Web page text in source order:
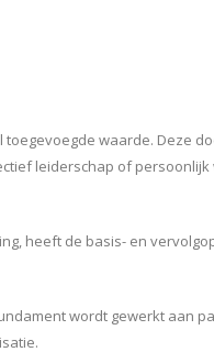
waarde. Deze
leiderschap of persoonlijk
heeft de basis- en
wordt gewerkt aan